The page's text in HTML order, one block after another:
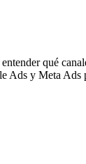
qué
Ads y Meta Ads